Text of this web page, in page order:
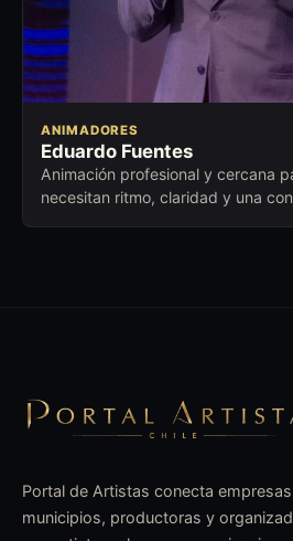
ANIMADORES
Eduardo Fuentes
Animación profesional y cercana
necesitan ritmo, claridad y una
Portal de Artistas conecta
municipios, productoras y